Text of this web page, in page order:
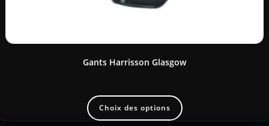
Gants Harrisson Glasgow
Choix des options